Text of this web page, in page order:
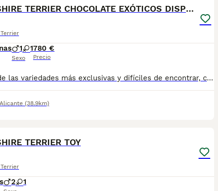
YORKSHIRE TERRIER CHOCOLATE EXÓTICOS DISPONIBLES
1 1
Sexo
780 €
Precio
✨ Una de las variedades más exclusivas y difíciles de encontrar, con un precioso color chocolate que enamora a primera vista. Pequeños, elegantes y con un carácter cariñoso y juguetón, criados en un ambiente familiar con todo el amor y los mejores cuidados. 🏡❤️ 🐾 Se entregan con: 💉 vacuna. 🩺 desparasitación. 📋 Cartilla veterinaria/pasaporte ✅ Revisión veterinaria antes de la entrega. 📱 Envío vídeos y fotos individuales por WhatsApp para que puedas conocer a cada cachorro con detalle. 🚗 Posibilidad de entrega en mano y también envío a toda España. ❤️ Fotos 100% reales de nuestros cachorros. Nacidos y criados en casa, recibiendo cariño y atención desde el primer día. 💝 Si buscas un Yorkshire Terrier de color chocolate exclusivo, sano y criado con dedicación, estaremos encantados de ayudarte a encontrar a tu nuevo mejor amigo. 📩 ¡Consúltanos sin compromiso! 🐾🤎
Alicante (38.9km)
TERRIER TOY
2 1